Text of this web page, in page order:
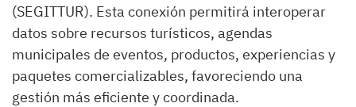
(SEGITTUR). Esta conexión permitirá interoperar
datos sobre recursos turísticos, agendas
municipales de eventos, productos, experiencias y
paquetes comercializables, favoreciendo una
gestión más eficiente y coordinada.